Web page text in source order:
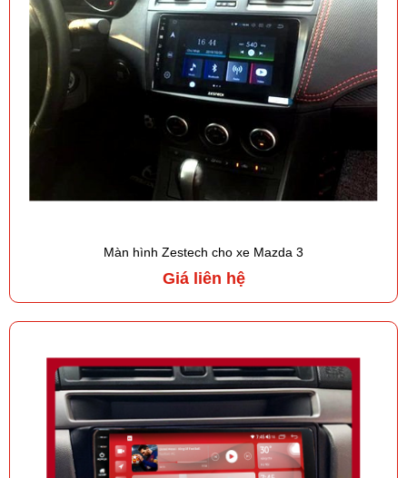
Màn hình Zestech cho xe Mazda 3
Giá liên hệ